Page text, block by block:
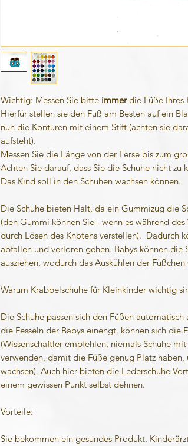
Wichtig: Messen Sie bitte immerdie Füße Ihres
Hierfür stellen sie den Fuß am Besten auf ein
nun die Konturen mit einem Stift (achten sie
aufsteht).
Messen Sie die Länge von der Ferse bis zum
Achten Sie darauf, dass Sie die Schuhe nicht zu
Das Kind soll in den Schuhen wachsen können.
Die Schuhe bieten Halt, da ein Gummizug die
(den Gummi können Sie - wenn es während
durch Lösen des Knotens verstellen). Dadurch
abfallen und verloren gehen. Babys können die
ausziehen, wodurch das Auskühlen der
Warum Krabbelschuhe für Kleinkinder wichtig
Die Schuhe passen sich den Füßen
die Fesseln der Babys einengt, können sich die
(Wissenschaftler empfehlen, niemals Schuhe
verwenden, damit die Füße genug Platz haben,
wachsen). Auch hier bieten die Lederschuhe
einem gewissen Punkt selbst dehnen.
Vorteile:
Sie bekommen ein gesundes Produkt.